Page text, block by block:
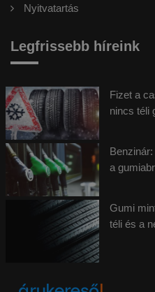
Nyitvatartás
Legfrissebb híreink
Fizet a
nincs téli
a
Gumi
téli és a